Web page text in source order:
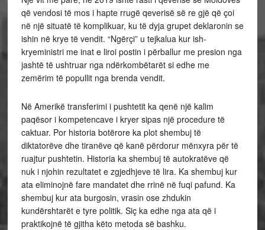
që vendosi të mos i hapte rrugë qeverisë së re gjë që çoi
në një situatë të komplikuar, ku të dyja grupet deklaronin se
ishin në krye të vendit. “Ngërçi” u tejkalua kur ish-
kryeministri me inat e liroi postin i përballur me presion nga
jashtë të ushtruar nga ndërkombëtarët si edhe me
zemërim të popullit nga brenda vendit.
Në Amerikë transferimi i pushtetit ka qenë një kalim
paqësor i kompetencave i kryer sipas një procedure të
caktuar. Por historia botërore ka plot shembuj të
diktatorëve dhe tiranëve që kanë përdorur mënxyra për të
ruajtur pushtetin. Historia ka shembuj të autokratëve që
nuk i njohin rezultatet e zgjedhjeve të lira. Ka shembuj kur
ata eliminojnë fare mandatet dhe rrinë në fuqi pafund. Ka
shembuj kur ata burgosin, vrasin ose zhdukin
kundërshtarët e tyre politik. Siç ka edhe nga ata që i
praktikojnë të gjitha këto metoda së bashku.